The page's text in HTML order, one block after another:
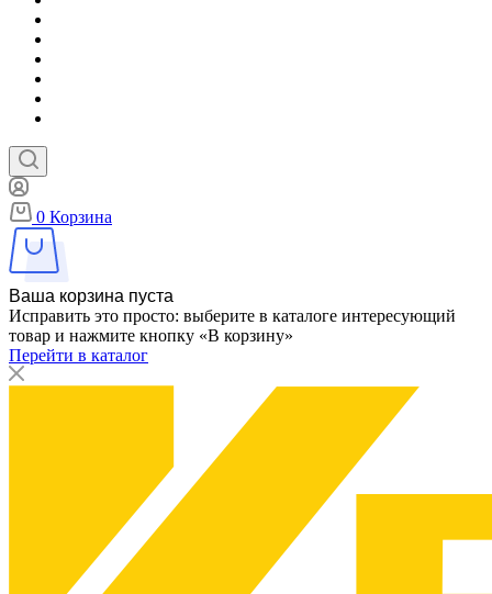
0 Корзина
Ваша корзина пуста
Исправить это просто: выберите в каталоге интересующий
товар и нажмите кнопку «В корзину»
Перейти в каталог